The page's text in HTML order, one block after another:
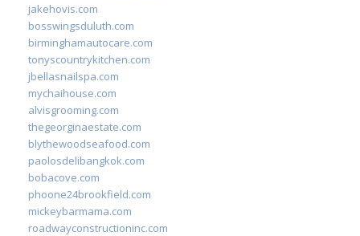
jakehovis.com
bosswingsduluth.com
birminghamautocare.com
tonyscountrykitchen.com
jbellasnailspa.com
mychaihouse.com
alvisgrooming.com
thegeorginaestate.com
blythewoodseafood.com
paolosdelibangkok.com
bobacove.com
phoone24brookfield.com
mickeybarmama.com
roadwayconstructioninc.com